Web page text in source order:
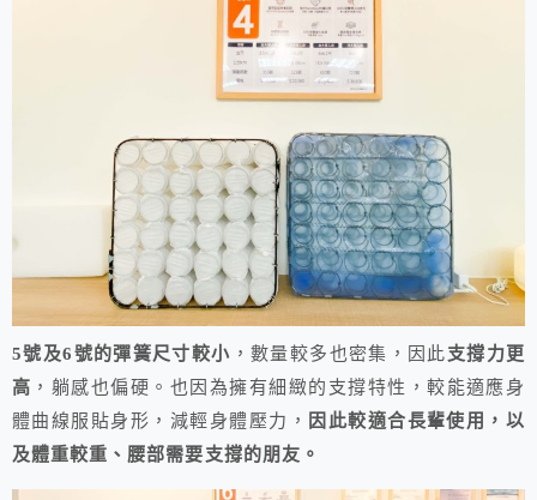
5號及6號的彈簧尺寸較小 ，數量較多也密集，因此支撐力更
高 ，躺感也偏硬。也因為擁有細緻的支撐特性，較能適應身
體曲線服貼身形，減輕身體壓力，
因此較適合長輩使用，以
及體重較重、腰部需要支撐的朋友。